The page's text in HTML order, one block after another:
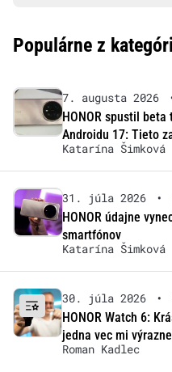
Populárne z
7. augusta 2026
HONOR spustil beta
Androidu 17: Tieto
Katarína Šimková
31. júla 2026 •
HONOR údajne
smartfónov
Katarína Šimková
30. júla 2026 •
HONOR Watch 6:
jedna vec mi
Roman Kadlec